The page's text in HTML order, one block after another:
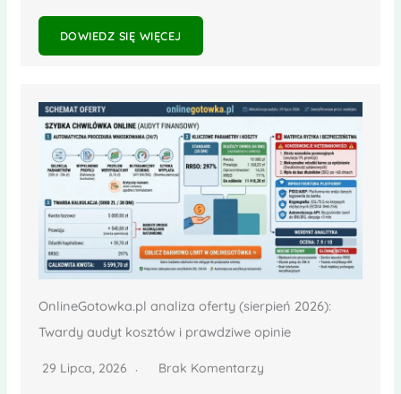
DOWIEDZ SIĘ WIĘCEJ
OnlineGotowka.pl analiza oferty (sierpień 2026):
Twardy audyt kosztów i prawdziwe opinie
29 Lipca, 2026 Brak Komentarzy